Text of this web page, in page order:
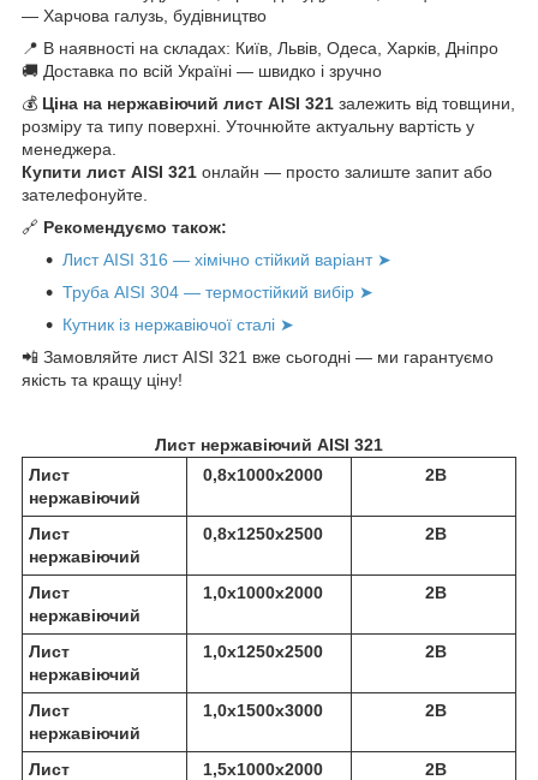
— Харчова галузь, будівництво
📍 В наявності на складах: Київ, Львів, Одеса, Харків, Дніпро
🚚 Доставка по всій Україні — швидко і зручно
💰 Ціна на нержавіючий лист AISI 321 залежить від товщини,
розміру та типу поверхні. Уточнюйте актуальну вартість у
менеджера.
Купити лист AISI 321 онлайн — просто залиште запит або
зателефонуйте.
🔗 Рекомендуємо також:
Лист AISI 316 — хімічно стійкий варіант ➤
Труба AISI 304 — термостійкий вибір ➤
Кутник із нержавіючої сталі ➤
📲 Замовляйте лист AISI 321 вже сьогодні — ми гарантуємо
якість та кращу ціну!
Лист нержавіючий AISI 321
Лист
нержавіючий
0,8х1000х2000 2В
Лист
нержавіючий
0,8х1250х2500 2В
Лист
нержавіючий
1,0х1000х2000 2В
Лист
нержавіючий
1,0х1250х2500 2В
Лист
нержавіючий
1,0х1500х3000 2В
Лист
1,5х1000х2000 2В